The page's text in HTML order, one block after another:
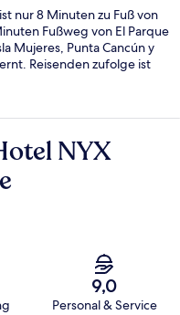
nur 8 Minuten zu Fuß von
Fußweg von El Parque
Mujeres, Punta Cancún y
Reisenden zufolge ist
NYX
9,0
Personal & Service